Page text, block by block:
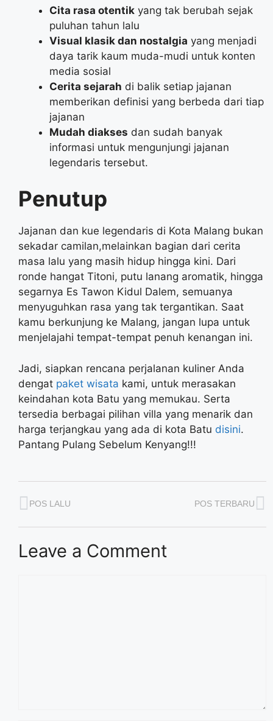
Cita rasa otentik yang tak berubah sejak
puluhan tahun lalu
Visual klasik dan nostalgia yang menjadi
daya tarik kaum muda-mudi untuk konten
media sosial
Cerita sejarah di balik setiap jajanan
memberikan definisi yang berbeda dari tiap
jajanan
Mudah diakses dan sudah banyak
informasi untuk mengunjungi jajanan
legendaris tersebut.
Penutup
Jajanan dan kue legendaris di Kota Malang bukan
sekadar camilan,melainkan bagian dari cerita
masa lalu yang masih hidup hingga kini. Dari
ronde hangat Titoni, putu lanang aromatik, hingga
segarnya Es Tawon Kidul Dalem, semuanya
menyuguhkan rasa yang tak tergantikan. Saat
kamu berkunjung ke Malang, jangan lupa untuk
menjelajahi tempat-tempat penuh kenangan ini.
Jadi, siapkan rencana perjalanan kuliner Anda
dengat paket wisata kami, untuk merasakan
keindahan kota Batu yang memukau. Serta
tersedia berbagai pilihan villa yang menarik dan
harga terjangkau yang ada di kota Batu disini.
Pantang Pulang Sebelum Kenyang!!!
POS LALU POS TERBARU
Leave a Comment